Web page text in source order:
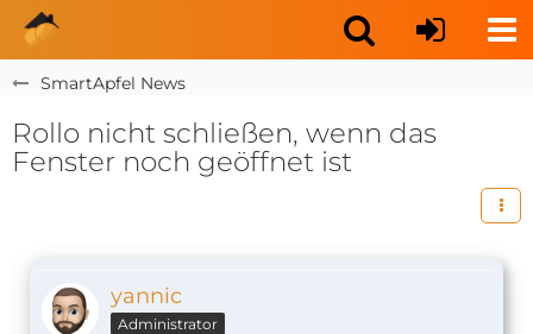
SmartApfel News
Rollo nicht schließen, wenn das
Fenster noch geöffnet ist
yannic
Administrator